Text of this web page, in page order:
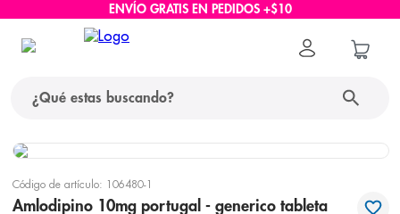
ENVÍO GRATIS EN PEDIDOS +$10
Código de artículo: 106480-1
Amlodipino 10mg portugal - generico tableta
términos más buscados
1. protector solar